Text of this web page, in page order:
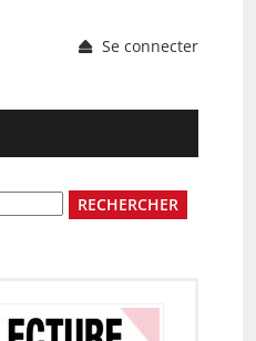
du
l'utilisateur
Se connecter